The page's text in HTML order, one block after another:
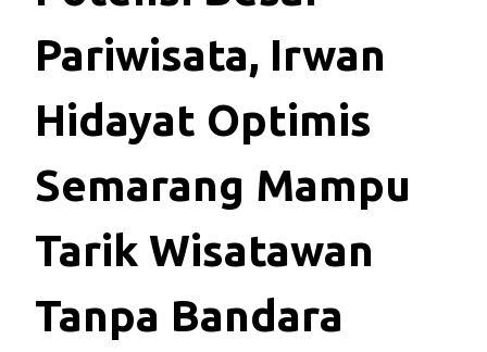
Pariwisata, Irwan
Hidayat Optimis
Semarang Mampu
Tarik Wisatawan
Tanpa Bandara